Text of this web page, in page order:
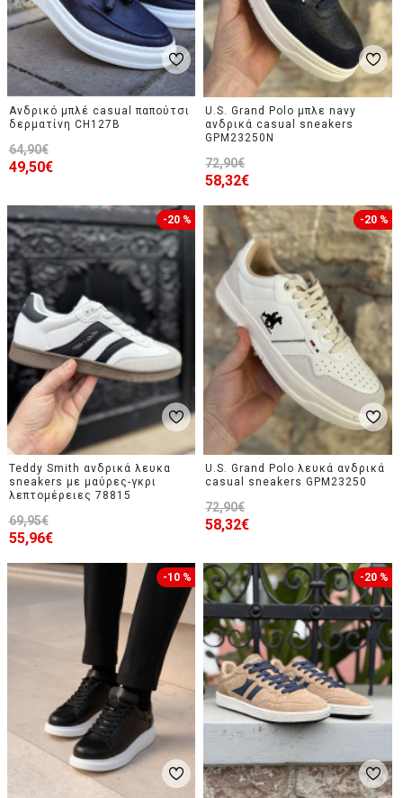
Ανδρικό μπλέ casual παπούτσι
δερματίνη CH127B
49,50€
64,90€
U.S. Grand Polo μπλε navy
ανδρικά casual sneakers
GPM23250N
58,32€
72,90€
-20 %
Teddy Smith ανδρικά λευκα
sneakers με μαύρες-γκρι
λεπτομέρειες 78815
55,96€
69,95€
-20 %
U.S. Grand Polo λευκά ανδρικά
casual sneakers GPM23250
58,32€
72,90€
-10 % -20 %